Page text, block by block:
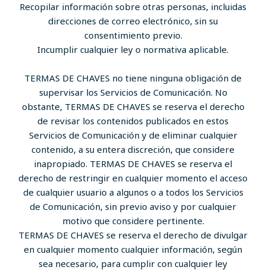
Recopilar información sobre otras personas, incluidas
direcciones de correo electrónico, sin su
consentimiento previo.
Incumplir cualquier ley o normativa aplicable.
TERMAS DE CHAVES no tiene ninguna obligación de
supervisar los Servicios de Comunicación. No
obstante, TERMAS DE CHAVES se reserva el derecho
de revisar los contenidos publicados en estos
Servicios de Comunicación y de eliminar cualquier
contenido, a su entera discreción, que considere
inapropiado. TERMAS DE CHAVES se reserva el
derecho de restringir en cualquier momento el acceso
de cualquier usuario a algunos o a todos los Servicios
de Comunicación, sin previo aviso y por cualquier
motivo que considere pertinente.
TERMAS DE CHAVES se reserva el derecho de divulgar
en cualquier momento cualquier información, según
sea necesario, para cumplir con cualquier ley